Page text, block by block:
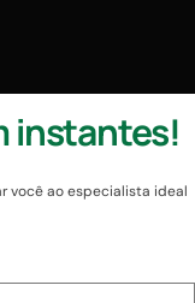
instantes!
você ao especialista ideal